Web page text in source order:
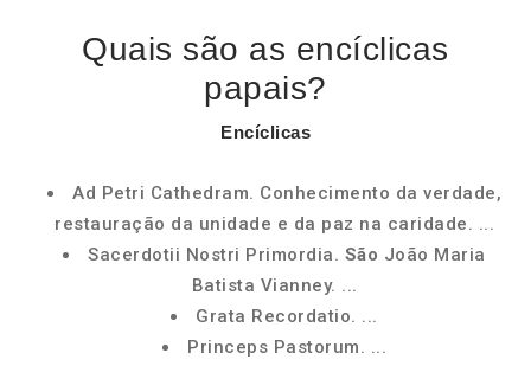
Quais são as encíclicas
papais?
Encíclicas
Ad Petri Cathedram. Conhecimento da verdade,
restauração da unidade e da paz na caridade. ...
Sacerdotii Nostri Primordia. São João Maria
Batista Vianney. ...
Grata Recordatio. ...
Princeps Pastorum. ...